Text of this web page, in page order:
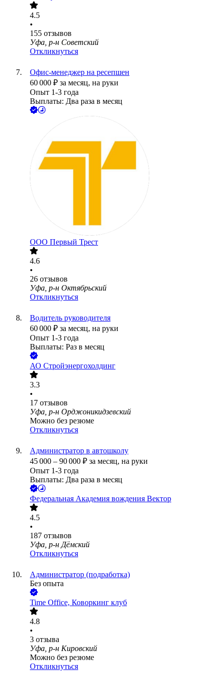
4.5
•
155 отзывов
Уфа, р-н Советский
Откликнуться
Офис-менеджер на ресепшен
60 000 ₽ за месяц, на руки
Опыт 1-3 года
Выплаты: Два раза в месяц
ООО Первый Трест
4.6
•
26 отзывов
Уфа, р-н Октябрьский
Откликнуться
Водитель руководителя
60 000 ₽ за месяц, на руки
Опыт 1-3 года
Выплаты: Раз в месяц
АО Стройэнергохолдинг
3.3
•
17 отзывов
Уфа, р-н Орджоникидзевский
Можно без резюме
Откликнуться
Администратор в автошколу
45 000 – 90 000 ₽ за месяц, на руки
Опыт 1-3 года
Выплаты: Два раза в месяц
Федеральная Академия вождения Вектор
4.5
•
187 отзывов
Уфа, р-н Дёмский
Откликнуться
Администратор (подработка)
Без опыта
Time Office, Коворкинг клуб
4.8
•
3 отзыва
Уфа, р-н Кировский
Можно без резюме
Откликнуться